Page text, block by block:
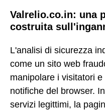
Valrelio.co.in: una
costruita
L'analisi di sicurezza
come un sito web
manipolare i visitatori
notifiche del browser.
servizi legittimi, la